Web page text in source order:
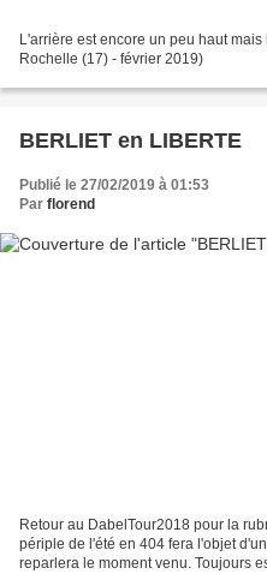
L'arrière est encore un peu haut
Rochelle (17) - février 2019)
BERLIET en LIBERTE
Publié le 27/02/2019 à 01:53
Par florend
Retour au DabelTour2018 pour la
périple de l'été en 404 fera l'objet
reparlera le moment venu. Toujours